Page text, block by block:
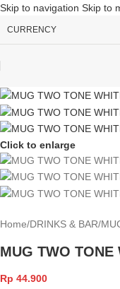
Skip to navigation Skip to
CURRENCY
Click to enlarge
Home/DRINKS & BAR/
MUG TWO TONE
Rp 44.900